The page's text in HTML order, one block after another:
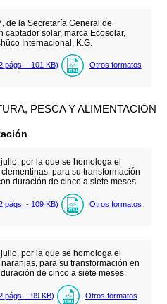
de la Secretaría General de
captador solar, marca Ecosolar,
Internacional, K.G.
págs. - 101 KB) Otros formatos
PESCA Y ALIMENTACIÓN
por la que se homologa el
para su transformación
duración de cinco a siete meses.
págs. - 109 KB) Otros formatos
por la que se homologa el
para su transformación en
de cinco a siete meses.
págs. - 99 KB) Otros formatos